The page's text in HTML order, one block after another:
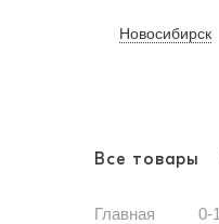
Новосибирск
Все товары
Главная 0-